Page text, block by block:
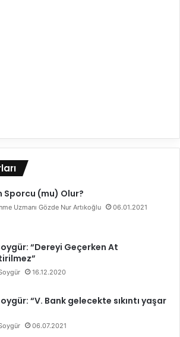
Sporcu (mu) Olur?
Uzmanı Gözde Nur Artıkoğlu 06.01.2021
“Dereyi Geçerken At
16.12.2020
“V. Bank gelecekte sıkıntı yaşar
06.07.2021